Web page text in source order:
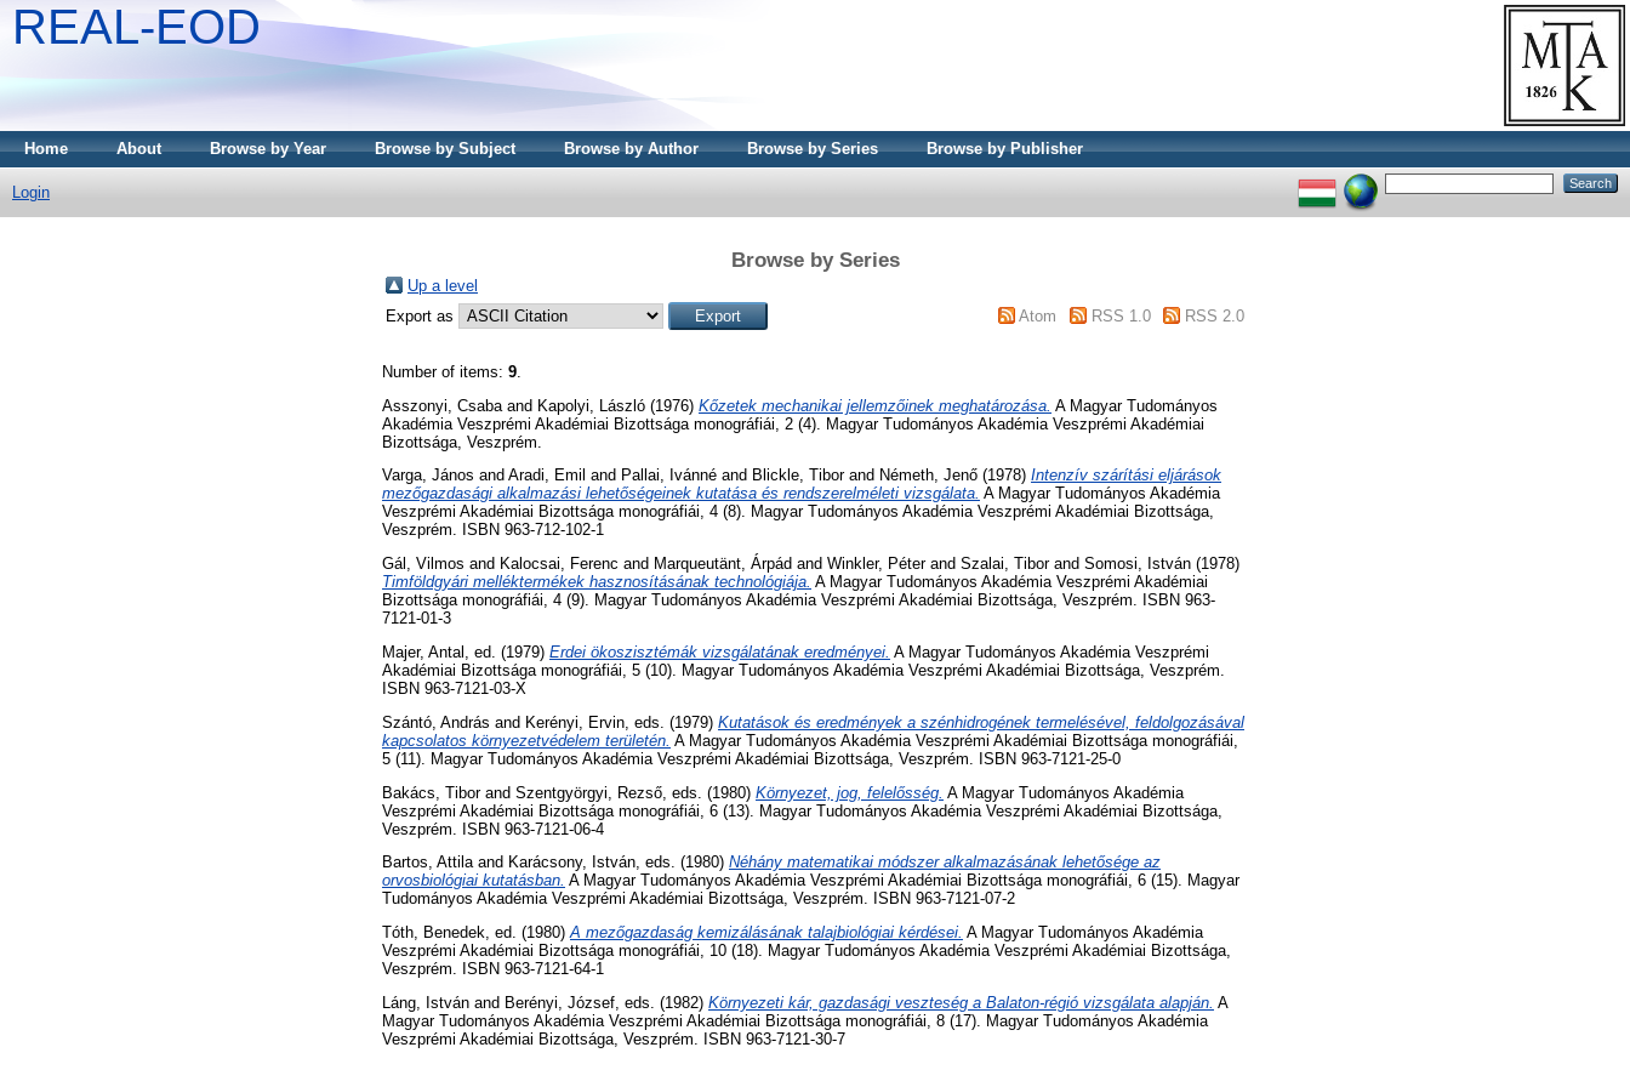
REAL-EOD
Home About Browse by Year Browse by Subject Browse by Author Browse by Series Browse by Publisher
Login
Browse by Series
Up a level
Export as
Atom RSS 1.0 RSS 2.0
Number of items: 9
Asszonyi, Csaba and Kapolyi, László (1976) Kőzetek mechanikai jellemzőinek meghatározása. A Magyar Tudományos
Akadémia Veszprémi Akadémiai Bizottsága monográfiái, 2 (4). Magyar Tudományos Akadémia Veszprémi Akadémiai
Bizottsága, Veszprém.
Varga, János and Aradi, Emil and Pallai, Ivánné and Blickle, Tiborand Németh, Jenő (1978) Intenzív szárítási eljárások
mezőgazdasági alkalmazási lehetőségeinek kutatása és rendszerelméleti vizsgálata. A Magyar Tudományos Akadémia
Veszprémi Akadémiai Bizottsága monográfiái, 4 (8). Magyar Tudományos Akadémia Veszprémi Akadémiai Bizottsága,
Veszprém. ISBN 963-712-102-1
Gál, Vilmos and Kalocsai, Ferenc and Marqueutänt, Árpád and Winkler, Péterand Szalai, Tiborand Somosi, István (1978)
Timföldgyári melléktermékek hasznosításának technológiája. A Magyar Tudományos Akadémia Veszprémi Akadémiai
Bizottsága monográfiái, 4 (9). Magyar Tudományos Akadémia Veszprémi Akadémiai Bizottsága, Veszprém. ISBN 963-
7121-01-3
Majer, Antal
, ed. (1979) Erdei ökoszisztémák vizsgálatának eredményei. A Magyar Tudományos Akadémia Veszprémi
Akadémiai Bizottsága monográfiái, 5 (10). Magyar Tudományos Akadémia Veszprémi Akadémiai Bizottsága, Veszprém.
ISBN 963-7121-03-X
Szántó, András and Kerényi, Ervin , eds. (1979) Kutatások és eredmények a szénhidrogének termelésével, feldolgozásával
kapcsolatos környezetvédelem területén. A Magyar Tudományos Akadémia Veszprémi Akadémiai Bizottsága monográfiái,
5 (11). Magyar Tudományos Akadémia Veszprémi Akadémiai Bizottsága, Veszprém. ISBN 963-7121-25-0
Bakács, Tiborand Szentgyörgyi, Rezső , eds. (1980) Környezet, jog, felelősség. A Magyar Tudományos Akadémia
Veszprémi Akadémiai Bizottsága monográfiái, 6 (13). Magyar Tudományos Akadémia Veszprémi Akadémiai Bizottsága,
Veszprém. ISBN 963-7121-06-4
Bartos, Attilaand Karácsony, István, eds. (1980) Néhány matematikai módszer alkalmazásának lehetősége az
orvosbiológiai kutatásban. A Magyar Tudományos Akadémia Veszprémi Akadémiai Bizottsága monográfiái, 6 (15). Magyar
Tudományos Akadémia Veszprémi Akadémiai Bizottsága, Veszprém. ISBN 963-7121-07-2
Tóth, Benedek, ed. (1980)A mezőgazdaság kemizálásának talajbiológiai kérdései. A Magyar Tudományos Akadémia
Veszprémi Akadémiai Bizottsága monográfiái, 10 (18). Magyar Tudományos Akadémia Veszprémi Akadémiai Bizottsága,
Veszprém. ISBN 963-7121-64-1
Láng, István and Berényi, József , eds. (1982) Környezeti kár, gazdasági veszteség a Balaton-régió vizsgálata alapján. A
Magyar Tudományos Akadémia Veszprémi Akadémiai Bizottsága monográfiái, 8 (17). Magyar Tudományos Akadémia
Veszprémi Akadémiai Bizottsága, Veszprém. ISBN 963-7121-30-7